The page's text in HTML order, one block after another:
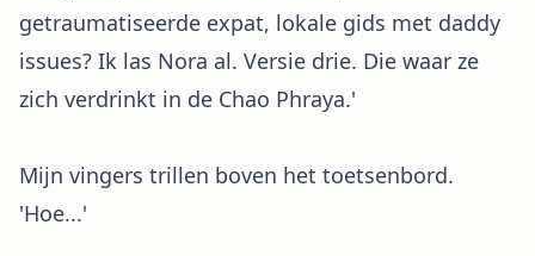
getraumatiseerde expat, lokale gids met daddy
issues? Ik las Nora al. Versie drie. Die waar ze
zich verdrinkt in de Chao Phraya.'
Mijn vingers trillen boven het toetsenbord.
'Hoe...'